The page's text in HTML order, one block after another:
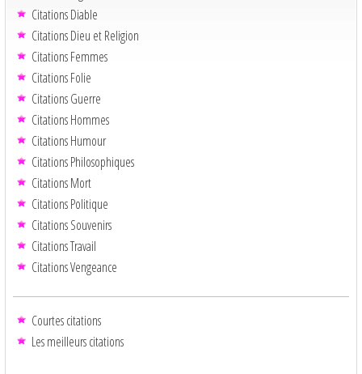
Citations Diable
Citations Dieu et Religion
Citations Femmes
Citations Folie
Citations Guerre
Citations Hommes
Citations Humour
Citations Philosophiques
Citations Mort
Citations Politique
Citations Souvenirs
Citations Travail
Citations Vengeance
Courtes citations
Les meilleurs citations